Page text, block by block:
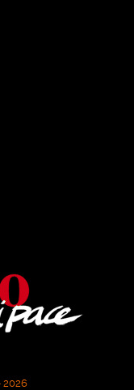
2026